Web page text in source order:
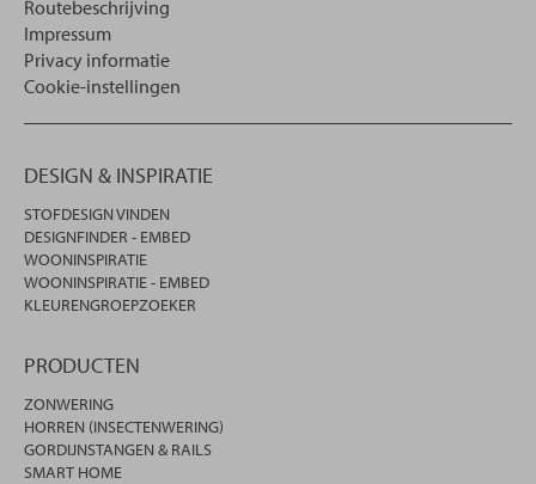
Routebeschrijving
Impressum
Privacy informatie
Cookie-instellingen
DESIGN & INSPIRATIE
STOFDESIGN VINDEN
DESIGNFINDER - EMBED
WOONINSPIRATIE
WOONINSPIRATIE - EMBED
KLEURENGROEPZOEKER
PRODUCTEN
ZONWERING
HORREN (INSECTENWERING)
GORDIJNSTANGEN & RAILS
SMART HOME